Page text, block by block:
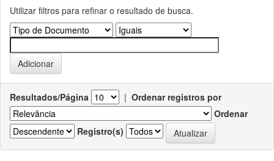
Utilizar filtros para refinar o resultado de busca.
Resultados/Página | Ordenar registros por
Ordenar
Registro(s)